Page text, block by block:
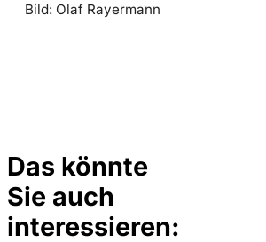
Bild: Olaf Rayermann
Das könnte
Sie auch
interessieren: